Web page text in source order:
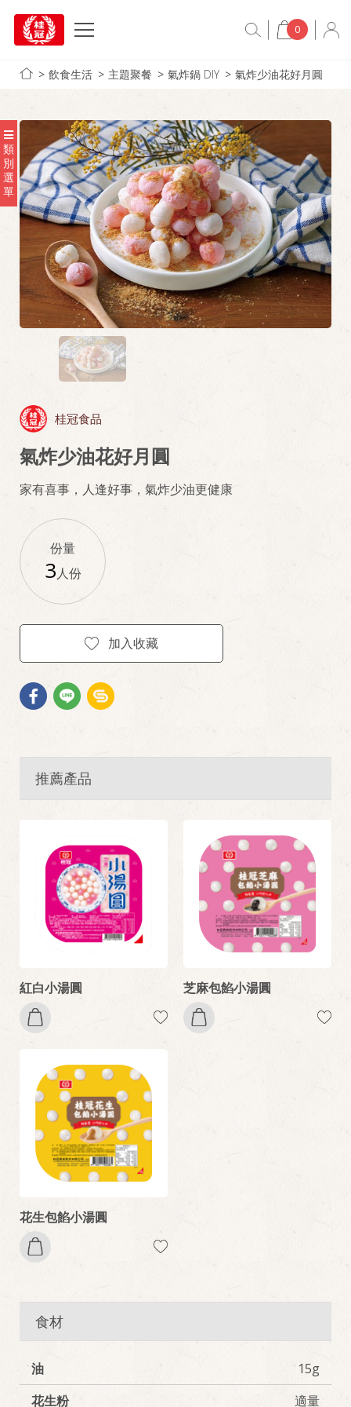
0
飲食生活 主題聚餐 氣炸鍋 DIY 氣炸少油花好月圓
類
別
選
單
桂冠食品
氣炸少油花好月圓
家有喜事，人逢好事，氣炸少油更健康
份量
3人份
加入收藏
推薦產品
紅白小湯圓 芝麻包餡小湯圓
花生包餡小湯圓
食材
油
15g
花生粉
適量